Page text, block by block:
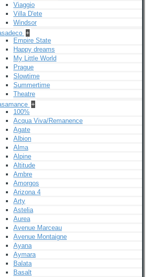
Viaggio
Villa D'ete
Windsor
+
Empire State
Happy dreams
My Little World
Prague
Slowtime
Summertime
Theatre
+
100%
Acqua Viva/Remanence
Agate
Albion
Alma
Alpine
Altitude
Ambre
Amorgos
Arizona 4
Arty
Astelia
Aurea
Avenue Marceau
Avenue Montaigne
Ayana
Aymara
Balata
Basalt